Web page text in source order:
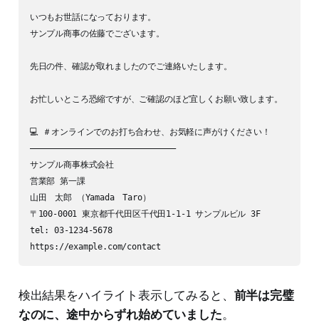
いつもお世話になっております。
サンプル商事の佐藤でございます。
先日の件、確認が取れましたのでご連絡いたします。
お忙しいところ恐縮ですが、ご確認のほど宜しくお願い致します。
💻 ＃オンラインでのお打ち合わせ、お気軽に声がけください！
――――――――――――――――――――――――――――――
サンプル商事株式会社
営業部 第一課
山田　太郎 （Yamada　Taro）
〒100-0001 東京都千代田区千代田1-1-1 サンプルビル 3F
tel: 03-1234-5678
検出結果をハイライト表示してみると、 前半は完璧
なのに、途中からずれ始めていました。